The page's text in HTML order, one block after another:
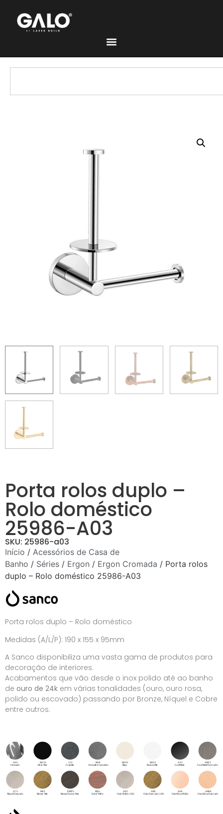
Porta rolos duplo –
Rolo doméstico
25986-A03
SKU: 25986-a03
Início / Acessórios de Casa de
Banho / Séries / Ergon / Ergon Cromada / Porta rolos
duplo – Rolo doméstico 25986-A03
Porta rolos duplo – Rolo doméstico
Medidas (A/L/P): 190 x 155 x 95mm
A Sanco disponibiliza uma vasta gama de produtos para
decoração de interiores.
Acabamentos que vão desde o inox polido até ao banho
de ouro de 24k em várias tonalidades (ouro, ouro rosa,
polido ou escovado) passando por Bronze, Níquel e Cobre
entre outros.